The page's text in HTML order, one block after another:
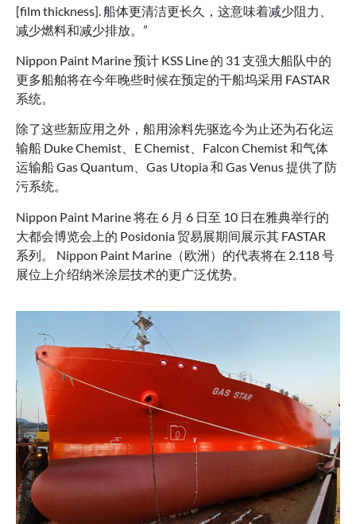
[film thickness]. 船体更清洁更长久，这意味着减少阻力、
减少燃料和减少排放。”
Nippon Paint Marine 预计 KSS Line 的 31 支强大船队中的
更多船舶将在今年晚些时候在预定的干船坞采用 FASTAR
系统。
除了这些新应用之外，船用涂料先驱迄今为止还为石化运
输船 Duke Chemist、E Chemist、Falcon Chemist 和气体
运输船 Gas Quantum、Gas Utopia 和 Gas Venus 提供了防
污系统。
Nippon Paint Marine 将在 6 月 6 日至 10 日在雅典举行的
大都会博览会上的 Posidonia 贸易展期间展示其 FASTAR
系列。 Nippon Paint Marine（欧洲）的代表将在 2.118 号
展位上介绍纳米涂层技术的更广泛优势。